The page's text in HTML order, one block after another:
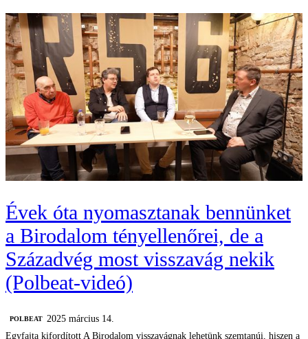
Évek óta nyomasztanak bennünket
a Birodalom tényellenőrei, de a
Századvég most visszavág nekik
(Polbeat-videó)
‎POLBEAT 2025 március 14.
Egyfajta kifordított A Birodalom visszavágnak lehetünk szemtanúi, hiszen a